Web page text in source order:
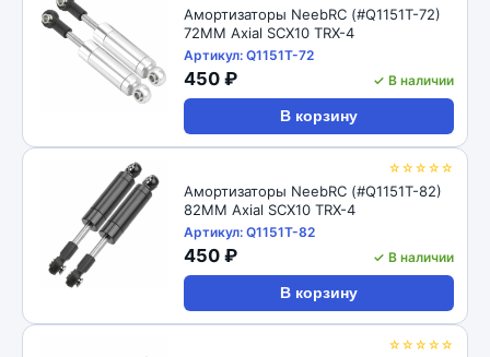
Амортизаторы NeebRC (#Q1151T-72)
72MM Axial SCX10 TRX-4
Артикул: Q1151T-72
450 ₽ ✓ В наличии
В корзину
☆☆☆☆☆
Амортизаторы NeebRC (#Q1151T-82)
82MM Axial SCX10 TRX-4
Артикул: Q1151T-82
450 ₽ ✓ В наличии
В корзину
☆☆☆☆☆